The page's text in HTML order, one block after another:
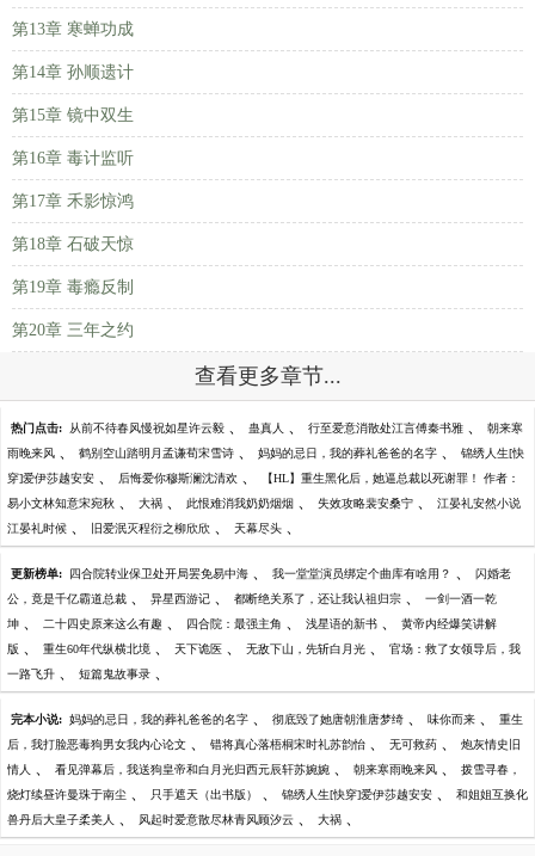
第13章 寒蝉功成
第14章 孙顺遗计
第15章 镜中双生
第16章 毒计监听
第17章 禾影惊鸿
第18章 石破天惊
第19章 毒瘾反制
第20章 三年之约
查看更多章节...
热门点击: 从前不待春风慢祝如星许云毅 、 蛊真人 、 行至爱意消散处江言傅秦书雅 、 朝来寒
雨晚来风 、 鹤别空山踏明月孟谦荀宋雪诗 、 妈妈的忌日，我的葬礼爸爸的名字 、 锦绣人生[快
穿]爱伊莎越安安 、 后悔爱你穆斯澜沈清欢 、 【HL】重生黑化后，她逼总裁以死谢罪！ 作者：
易小文林知意宋宛秋 、 大祸 、 此恨难消我奶奶烟烟 、 失效攻略裴安桑宁 、 江晏礼安然小说
江晏礼时候 、 旧爱泯灭程衍之柳欣欣 、 天幕尽头 、
更新榜单: 四合院转业保卫处开局罢免易中海 、 我一堂堂演员绑定个曲库有啥用？ 、 闪婚老
公，竟是千亿霸道总裁 、 异星西游记 、 都断绝关系了，还让我认祖归宗 、 一剑一酒一乾
坤 、 二十四史原来这么有趣 、 四合院：最强主角 、 浅星语的新书 、 黄帝内经爆笑讲解
版 、 重生60年代纵横北境 、 天下诡医 、 无敌下山，先斩白月光 、 官场：救了女领导后，我
一路飞升 、 短篇鬼故事录 、
完本小说: 妈妈的忌日，我的葬礼爸爸的名字 、 彻底毁了她唐朝淮唐梦绮 、 味你而来 、 重生
后，我打脸恶毒狗男女我内心论文 、 错将真心落梧桐宋时礼苏韵怡 、 无可救药 、 炮灰情史旧
情人 、 看见弹幕后，我送狗皇帝和白月光归西元辰轩苏婉婉 、 朝来寒雨晚来风 、 拨雪寻春，
烧灯续昼许曼珠于南尘 、 只手遮天（出书版） 、 锦绣人生[快穿]爱伊莎越安安 、 和姐姐互换化
兽丹后大皇子柔美人 、 风起时爱意散尽林青风顾汐云 、 大祸 、